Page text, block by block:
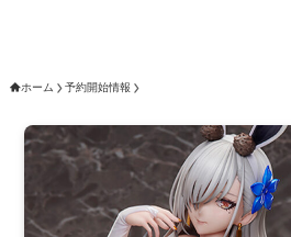
ホーム 予約開始情報